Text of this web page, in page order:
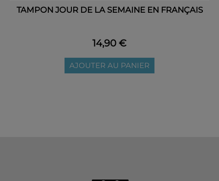
TAMPON JOUR DE LA SEMAINE EN FRANÇAIS
14,90 €
AJOUTER AU PANIER